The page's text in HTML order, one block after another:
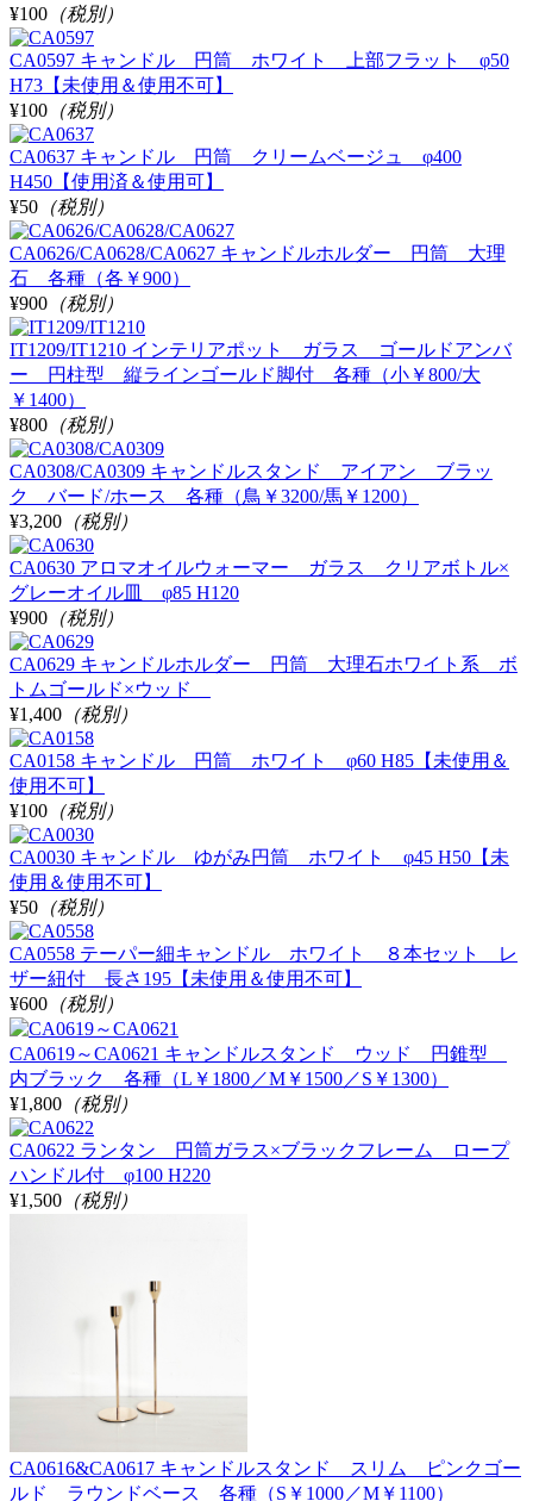
¥100 （税別）
CA0597 キャンドル 円筒 ホワイト 上部フラット φ50
H73【未使用＆使用不可】
¥100 （税別）
CA0637 キャンドル 円筒 クリームベージュ φ400
H450【使用済＆使用可】
¥50 （税別）
CA0626/CA0628/CA0627 キャンドルホルダー 円筒 大理
石 各種（各￥900）
¥900 （税別）
IT1209/IT1210 インテリアポット ガラス ゴールドアンバ
ー 円柱型 縦ラインゴールド脚付 各種（小￥800/大
￥1400）
¥800 （税別）
CA0308/CA0309 キャンドルスタンド アイアン ブラッ
ク バード/ホース 各種（鳥￥3200/馬￥1200）
¥3,200 （税別）
CA0630 アロマオイルウォーマー ガラス クリアボトル×
グレーオイル皿 φ85 H120
¥900 （税別）
CA0629 キャンドルホルダー 円筒 大理石ホワイト系 ボ
トムゴールド×ウッド
¥1,400 （税別）
CA0158 キャンドル 円筒 ホワイト φ60 H85【未使用＆
使用不可】
¥100 （税別）
CA0030 キャンドル ゆがみ円筒 ホワイト φ45 H50【未
使用＆使用不可】
¥50 （税別）
CA0558 テーパー細キャンドル ホワイト ８本セット レ
ザー紐付 長さ195【未使用＆使用不可】
¥600 （税別）
CA0619～CA0621 キャンドルスタンド ウッド 円錐型
内ブラック 各種（L￥1800／M￥1500／S￥1300）
¥1,800 （税別）
CA0622 ランタン 円筒ガラス×ブラックフレーム ロープ
ハンドル付 φ100 H220
¥1,500 （税別）
CA0616&CA0617 キャンドルスタンド スリム ピンクゴー
ルド ラウンドベース 各種（S￥1000／M￥1100）